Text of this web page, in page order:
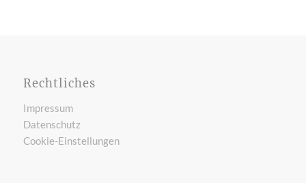
Rechtliches
Impressum
Datenschutz
Cookie-Einstellungen